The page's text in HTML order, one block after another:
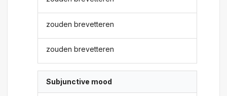
zouden brevetteren
zouden brevetteren
Subjunctive mood